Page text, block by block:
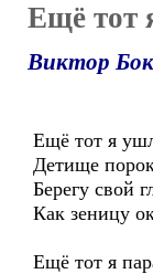
Ещё тот
Виктор
Ещё тот я
Детище
Берегу свой
Как зеницу
Ещё тот я